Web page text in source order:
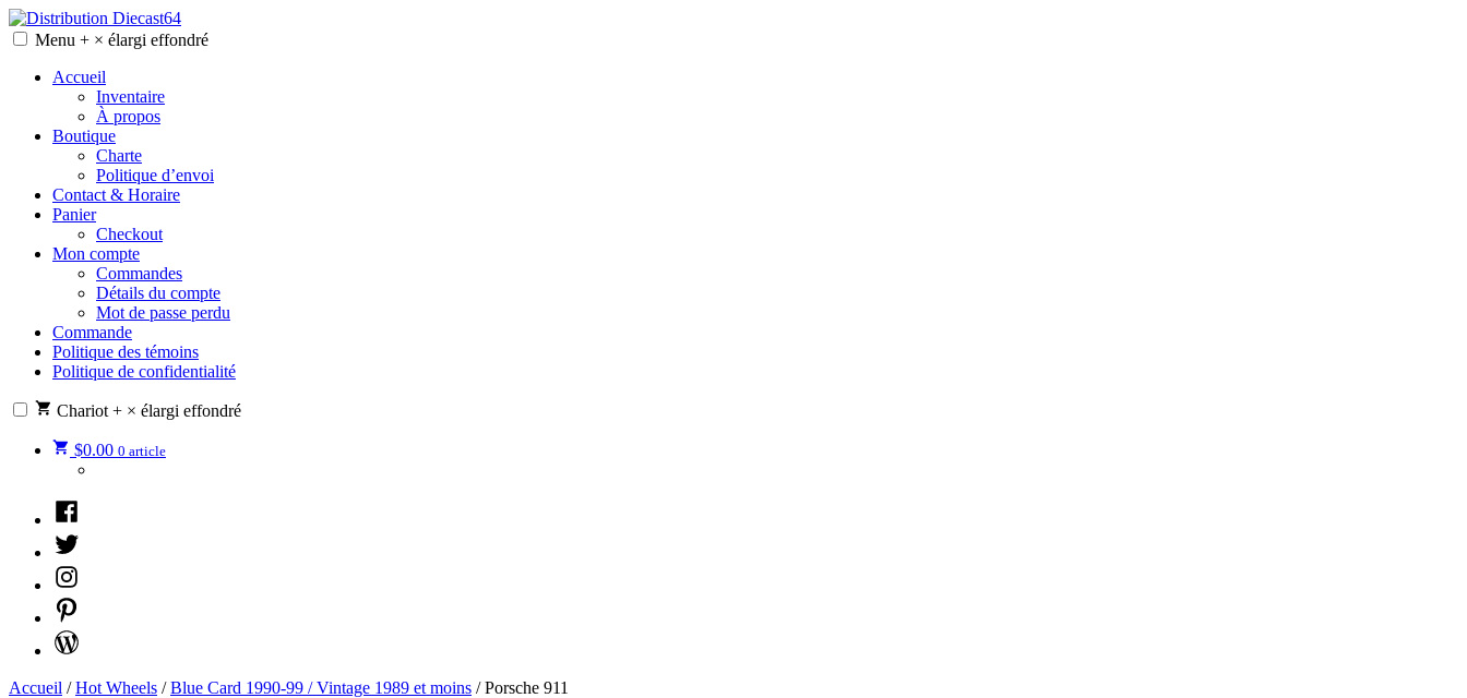
Skip
to
Distribution Diecast64
Une passion, un mode de vie.
Menu + × élargi effondré
Accueil
Inventaire
À propos
Boutique
Charte
Politique d’envoi
Contact & Horaire
Panier
Checkout
Mon compte
Commandes
Détails du compte
Mot de passe perdu
Commande
Politique des témoins
Politique de confidentialité
Chariot + × élargi effondré
$0.00 0 article
Facebook
Twitter
Instagram
Pinterest
WordPress
Accueil /Hot Wheels /Blue Card 1990-99 / Vintage 1989 et moins / Porsche 911